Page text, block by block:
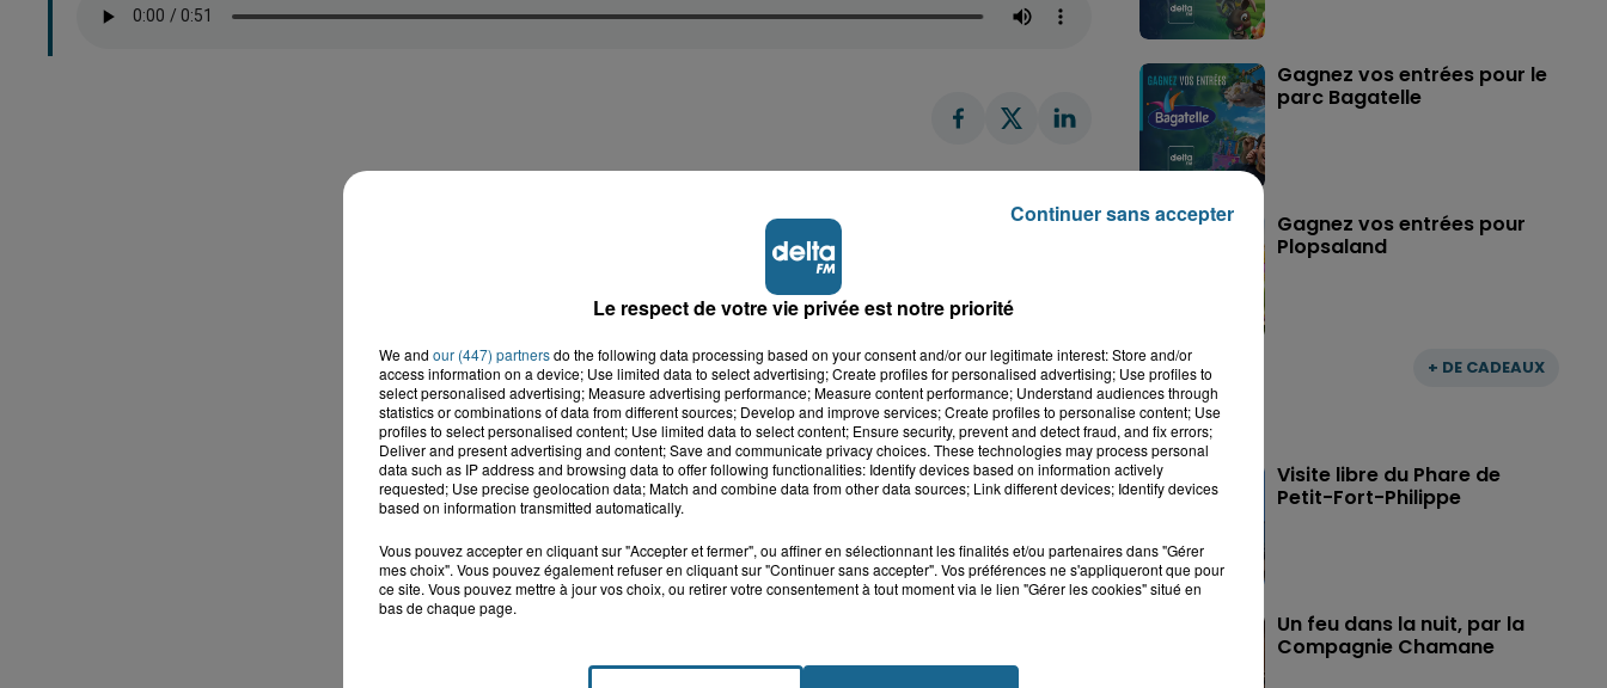
+ DE CADEAUX
Gagnez vos entrées pour le
parc Bagatelle
Gagnez vos entrées pour
Plopsaland
Visite libre du Phare de
Petit-Fort-Philippe
Un feu dans la nuit, par la
Compagnie Chamane
Le respect de votre vie privée est notre priorité
We and our (447) partnersdo the following data processing based on your consent and/or our legitimate interest: Store and/or
access information on a device; Use limited data to select advertising; Create profiles for personalised advertising; Use profiles to
select personalised advertising; Measure advertising performance; Measure content performance; Understand audiences through
statistics or combinations of data from different sources; Develop and improve services; Create profiles to personalise content; Use
profiles to select personalised content; Use limited data to select content; Ensure security, prevent and detect fraud, and fix errors;
Deliver and present advertising and content; Save and communicate privacy choices. These technologies may process personal
data such as IP address and browsing data to offer following functionalities: Identify devices based on information actively
requested; Use precise geolocation data; Match and combine data from other data sources; Link different devices; Identify devices
based on information transmitted automatically.
Vous pouvez accepter en cliquant sur "Accepter et fermer", ou affiner en sélectionnant les finalités et/ou partenaires dans "Gérer
mes choix". Vous pouvez également refuser en cliquant sur "Continuer sans accepter". Vos préférences ne s'appliqueront que pour
ce site. Vous pouvez mettre à jour vos choix, ou retirer votre consentement à tout moment via le lien "Gérer les cookies" situé en
bas de chaque page.
Continuer sans accepter